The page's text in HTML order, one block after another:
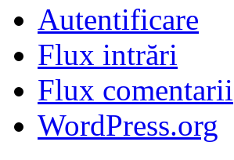
Autentificare
Flux intrări
Flux comentarii
WordPress.org